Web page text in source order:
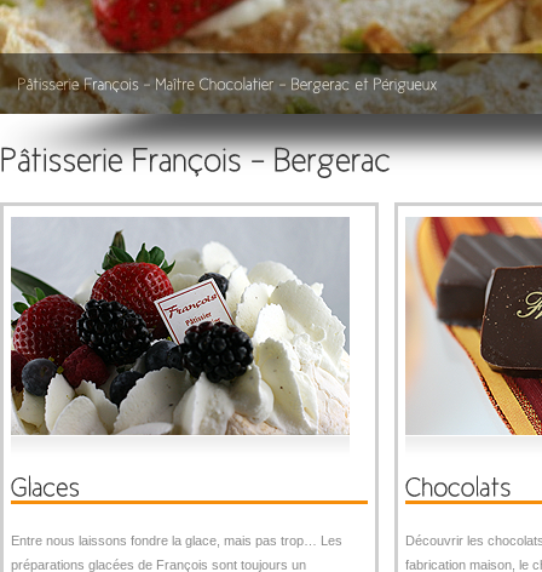
Entre nous laissons fondre la glace, mais pas trop… Les
préparations glacées de François sont toujours un
Découvrir les
fabrication maison, le